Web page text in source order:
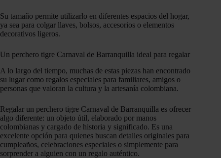
Su tamaño permite utilizarlo en diferentes espacios del hogar,
ya sea para colgar llaves, bolsos, accesorios o elementos
decorativos ligeros.
Un perchero tigre Carnaval de Barranquilla ideal para regalar
A lo largo del tiempo, muchas de estas piezas han encontrado
su lugar como regalos especiales para familiares, amigos o
personas que valoran la cultura y la artesanía colombiana.
Regalar un perchero tigre Carnaval de Barranquilla es ofrecer
algo diferente: un objeto útil, elaborado por manos
colombianas y cargado de historia y significado. Es una
excelente opción para quienes buscan detalles originales para
cumpleaños, celebraciones especiales o simplemente para
sorprender a alguien con un regalo auténtico.